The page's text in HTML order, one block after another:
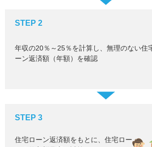
STEP 2
年収の20％～25％を計算し、無理のない住
ーン返済額（年額）を確認
STEP 3
住宅ローン返済額をもとに、住宅ロー